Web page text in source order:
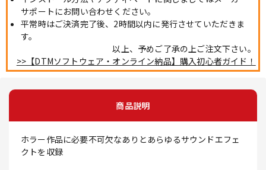
サポートにお問い合わせください。
平常時はご決済完了後、2時間以内に発行させていただきま
す。
以上、予めご了承の上ご注文下さい。
>>【DTMソフトウェア・オンライン納品】購入初心者ガイド！
商品説明
ホラー作品に必要不可欠なありとあらゆるサウンドエフェ
クトを収録